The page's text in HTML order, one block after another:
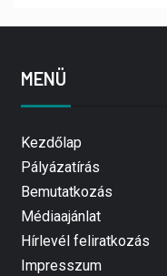
MENÜ
Kezdőlap
Pályázatírás
Bemutatkozás
Médiaajánlat
Hírlevél feliratkozás
Impresszum